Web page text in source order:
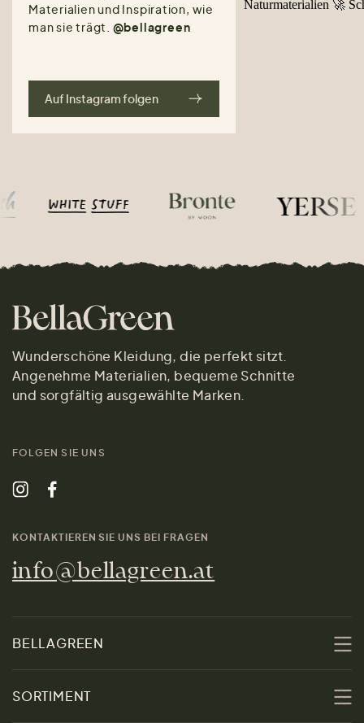
Materialien und Inspiration, wie
man sie trägt. @bellagreen
Auf Instagram folgen
Wunderschöne Kleidung, die perfekt sitzt.
Angenehme Materialien, bequeme Schnitte
und sorgfältig ausgewählte Marken.
FOLGEN SIE UNS
KONTAKTIEREN SIE UNS BEI FRAGEN
info@bellagreen.at
BELLAGREEN
Über uns
SORTIMENT